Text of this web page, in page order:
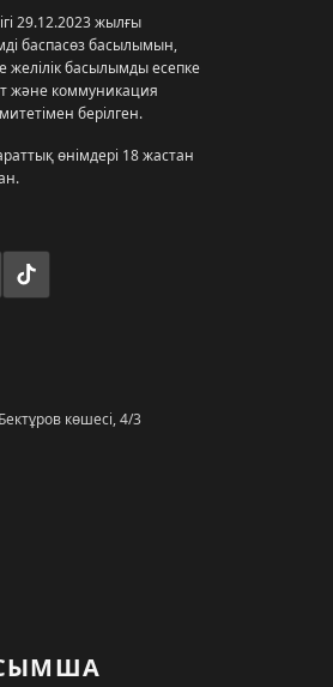
29.12.2023 жылғы
баспасөз басылымын,
желілік басылымды есепке
және коммуникация
берілген.
өнімдері 18 жастан
көшесі, 4/3